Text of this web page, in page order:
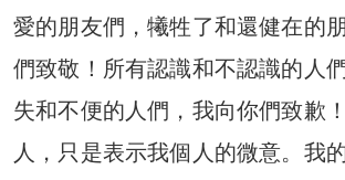
愛的朋友們，犧牲了和還健在的
們致敬！所有認識和不認識的人
失和不便的人們，我向你們致歉
人，只是表示我個人的微意。我